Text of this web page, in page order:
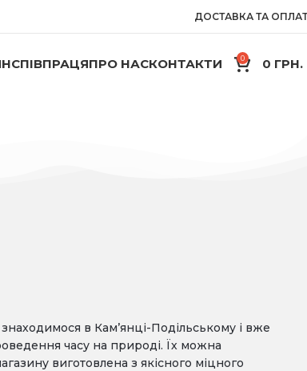
ДОСТАВКА ТА
СПІВПРАЦЯПРО НАСКОНТАКТИ 0 0 ГРН.
в Кам’янці-Подільському і вже
часу на природі. Їх можна
виготовлена ​​з якісного міцного